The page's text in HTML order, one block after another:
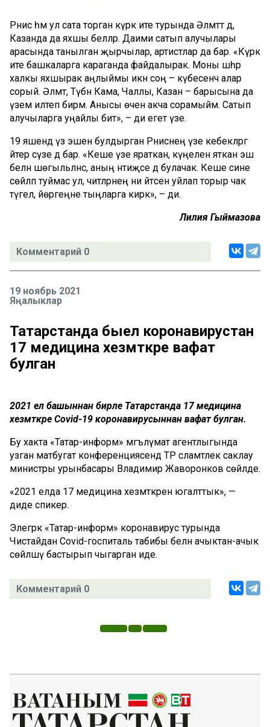
Рәнис һәм ул сата торган күркә ите турында Әлмәттә дә,
Казанда да яхшы беләләр. Даими сатып алучылары
арасында танылган җырчылар, артистлар да бар. «Күркә
ите башкаларга караганда файдалырак. Моны шәһәр
халкы яхшырак аңлыймы икән соң – күбесенчә алар
сорый. Әлмәт, Түбән Кама, Чаллы, Казан – барысына да
үзем илтеп бирәм. Анысы өчен акча сорамыйм. Сатып
алучыларга уңайлы бит», – ди егет үзе.
19 яшендә үз эшен булдырган Рәниснең үзе кебекләргә
әйтер сүзе дә бар. «Кеше үзе яраткан, күңеленә яткан эш
белән шөгыльләнсә, аның нәтиҗәсе дә булачак. Кеше сине
сөйләп туймас ул, читләрнең ни әйтәсен уйлап торыр чак
түгел, йөрәгеңне тыңларга кирәк», – ди.
Лилия Гыймазова
Комментарий 0
19 ноябрь 2021
Яңалыклар
Татарстанда быел коронавирустан
17 медицина хезмәткәре вафат
булган
2021 ел башыннан бирле Татарстанда 17 медицина
хезмәткәре Covid-19 коронавирусыннан вафат булган.
Бу хакта «Татар-информ» мәгълүмат агентлыгында
узган матбугат конференциясендә ТР сәламәтлек саклау
министры урынбасары Владимир Жаворонков сөйләде.
«2021 елда 17 медицина хезмәткәрен югалттык», —
диде спикер.
Элегрәк «Татар-информ» коронавирус турында
Чистайдан Covid-госпиталь табибы белән ачыктан-ачык
сөйләшү бастырып чыгарган иде.
Комментарий 0